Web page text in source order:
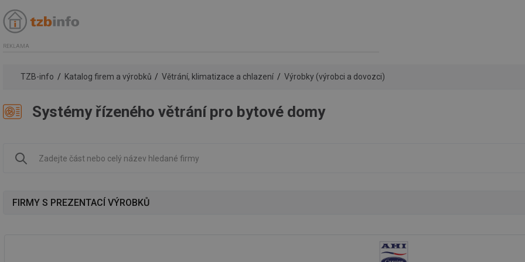
REKLAMA
TZB-info Katalog firem a výrobků Větrání, klimatizace a chlazení Výrobky (výrobci a dovozci)
Systémy řízeného větrání pro bytové domy
FIRMY S PREZENTACÍ VÝROBKŮ